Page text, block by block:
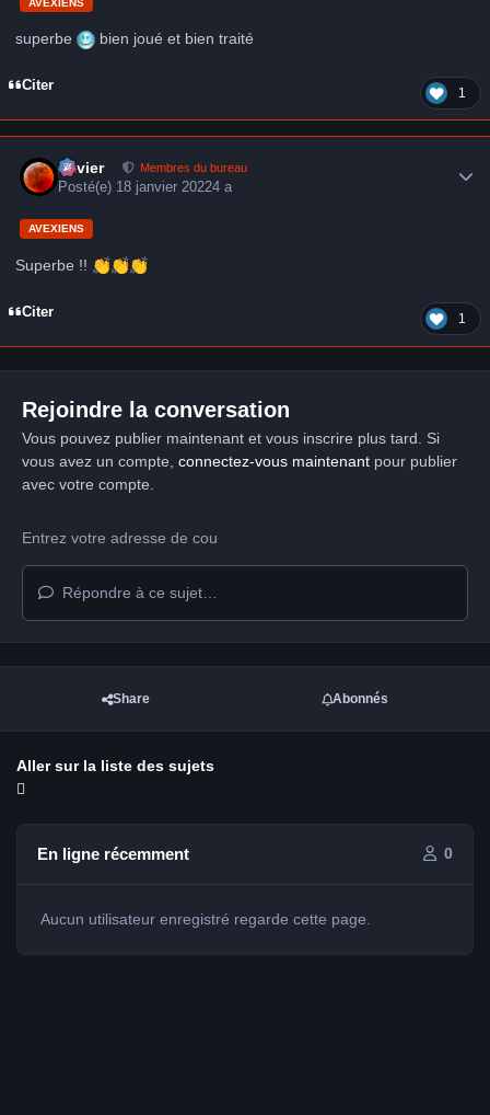
AVEXIENS
superbe bien joué et bien traité
Citer 1
Xavier Membres du bureau
Posté(e) 18 janvier 20224 a
AVEXIENS
Superbe !! 👏👏👏
Citer 1
Rejoindre la conversation
Vous pouvez publier maintenant et vous inscrire plus tard. Si
vous avez un compte, connectez-vous maintenantpour publier
avec votre compte.
Répondre à ce sujet…
Share Abonnés
Aller sur la liste des sujets
En ligne récemment 0
Aucun utilisateur enregistré regarde cette page.